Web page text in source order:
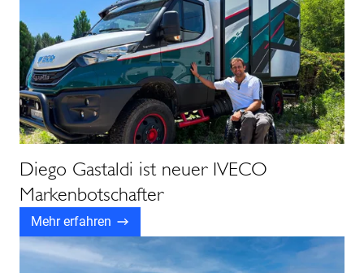
Diego Gastaldi ist neuer IVECO
Markenbotschafter
Mehr erfahren